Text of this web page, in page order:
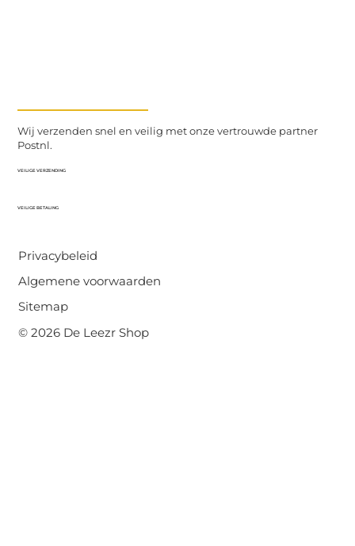
Wij verzenden snel en veilig met onze vertrouwde partner
Postnl.
VEILIGE VERZENDING
VEILIGE BETALING
Privacybeleid
Algemene voorwaarden
Sitemap
© 2026 De Leezr Shop